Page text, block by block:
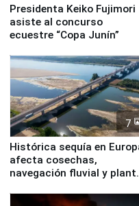
Presidenta Keiko Fujimori
asiste al concurso
ecuestre “Copa Junín”
7
Histórica sequía en
afecta cosechas,
navegación fluvial y